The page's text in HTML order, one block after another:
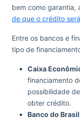
bem como garantia,
de que o crédito
Entre os bancos e
tipo de
Caixa
financiamento
possibilidade
obter crédito.
Banco do Brasil